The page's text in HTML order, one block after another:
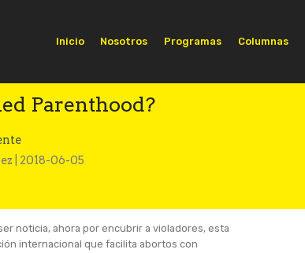
Inicio Nosotros Programas Columnas
Parenthood?
| 2018-06-05
noticia, ahora por encubrir a violadores, esta
internacional que facilita abortos con